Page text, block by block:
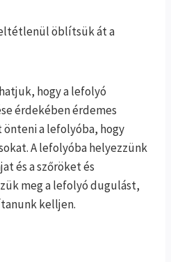
öblítsük át a
hogy a lefolyó
érdekében érdemes
a lefolyóba, hogy
A lefolyóba helyezzünk
és a szőröket és
meg a lefolyó dugulást,
kelljen.